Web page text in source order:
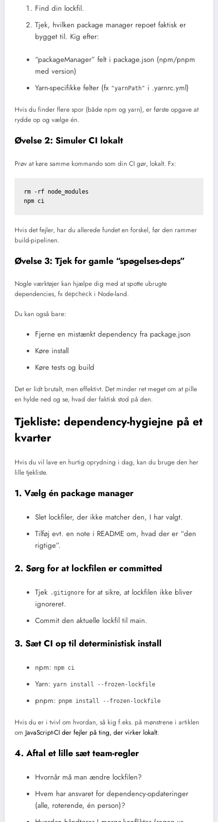
Find din lockfil.
Tjek, hvilken package manager repoet faktisk er
bygget til. Kig efter:
“packageManager” felt i package.json (npm/pnpm
med version)
Yarn-specifikke felter (fx "yarnPath" i .yarnrc.yml)
Hvis du finder flere spor (både npm og yarn), er første opgave at
rydde op og vælge én.
Øvelse 2: Simuler CI lokalt
Prøv at køre samme kommando som din CI gør, lokalt. Fx:
rm -rf node_modules
Hvis det fejler, har du allerede fundet en forskel, før den rammer
build-pipelinen.
Øvelse 3: Tjek for gamle “spøgelses-deps”
Nogle værktøjer kan hjælpe dig med at spotte ubrugte
dependencies, fx depcheck i Node-land.
Du kan også bare:
Fjerne en mistænkt dependency fra package.json
Køre install
Køre tests og build
Det er lidt brutalt, men effektivt. Det minder ret meget om at pille
en hylde ned og se, hvad der faktisk stod på den.
Tjekliste: dependency-hygiejne på et
kvarter
Hvis du vil lave en hurtig oprydning i dag, kan du bruge den her
lille tjekliste.
1. Vælg én package manager
Slet lockfiler, der ikke matcher den, I har valgt.
Tilføj evt. en note i README om, hvad der er “den
rigtige”.
2. Sørg for at lockfilen er committed
Tjek .gitignore for at sikre, at lockfilen ikke bliver
ignoreret.
Commit den aktuelle lockfil til main.
3. Sæt CI op til deterministisk install
npm: npm ci
Yarn: yarn install --frozen-lockfile
pnpm: pnpm install --frozen-lockfile
Hvis du er i tvivl om hvordan, så kig f.eks. på mønstrene i artiklen
om JavaScript-CI der fejler på ting, der virker lokalt.
4. Aftal et lille sæt team-regler
Hvornår må man ændre lockfilen?
Hvem har ansvaret for dependency-opdateringer
(alle, roterende, én person)?